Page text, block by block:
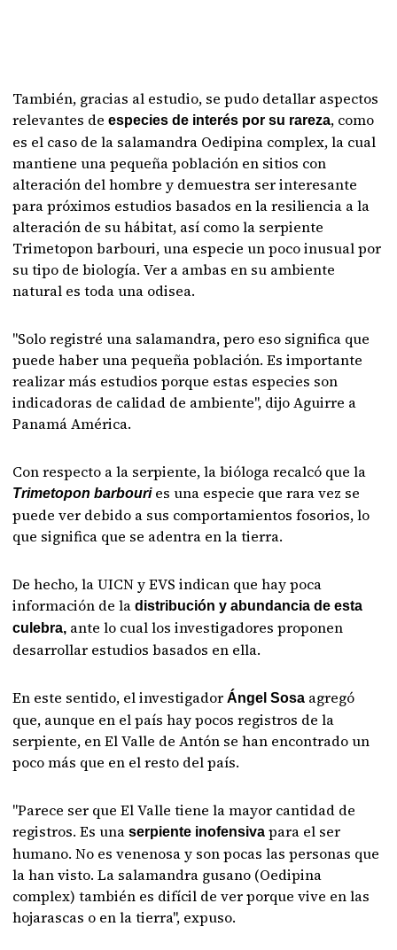
También, gracias al estudio, se pudo detallar aspectos
relevantes deespecies de interés por su rareza, como
es el caso de la salamandra Oedipina complex, la cual
mantiene una pequeña población en sitios con
alteración del hombre y demuestra ser interesante
para próximos estudios basados en la resiliencia a la
alteración de su hábitat, así como la serpiente
Trimetopon barbouri, una especie un poco inusual por
su tipo de biología. Ver a ambas en su ambiente
natural es toda una odisea.
"Solo registré una salamandra, pero eso significa que
puede haber una pequeña población. Es importante
realizar más estudios porque estas especies son
indicadoras de calidad de ambiente", dijo Aguirre a
Panamá América.
Con respecto a la serpiente, la bióloga recalcó que la
Trimetopon barbouri es una especie que rara vez se
puede ver debido a sus comportamientos fosorios, lo
que significa que se adentra en la tierra.
De hecho, la UICN y EVS indican que hay poca
información de la distribución y abundancia de esta
culebra, ante lo cual los investigadores proponen
desarrollar estudios basados en ella.
En este sentido, el investigadorÁngel Sosa agregó
que, aunque en el país hay pocos registros de la
serpiente, en El Valle de Antón se han encontrado un
poco más que en el resto del país.
"Parece ser que El Valle tiene la mayor cantidad de
registros. Es unaserpiente inofensivapara el ser
humano. No es venenosa y son pocas las personas que
la han visto. La salamandra gusano (Oedipina
complex) también es difícil de ver porque vive en las
hojarascas o en la tierra", expuso.